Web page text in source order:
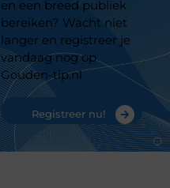
en een breed publiek
bereiken? Wacht niet
langer en registreer je
vandaag nog op
Gouden-tip.nl
Registreer nu!